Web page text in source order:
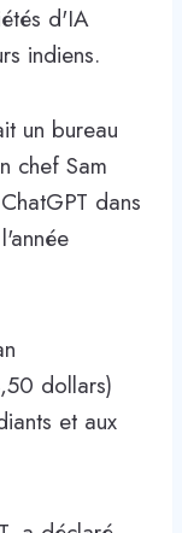
d'IA
indiens.
un bureau
chef Sam
dans
dollars)
et aux